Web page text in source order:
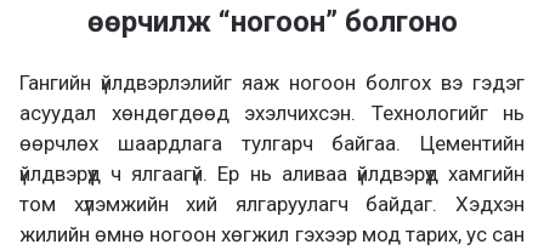
өөрчилж “ногоон” болгоно
Гангийн үйлдвэрлэлийг яаж ногоон болгох вэ гэдэг
асуудал хөндөгдөөд эхэлчихсэн. Технологийг нь
өөрчлөх шаардлага тулгарч байгаа. Цементийн
үйлдвэрүүд ч ялгаагүй. Ер нь аливаа үйлдвэрүүд хамгийн
том хүлэмжийн хий ялгаруулагч байдаг. Хэдхэн
жилийн өмнө ногоон хөгжил гэхээр мод тарих, ус сан